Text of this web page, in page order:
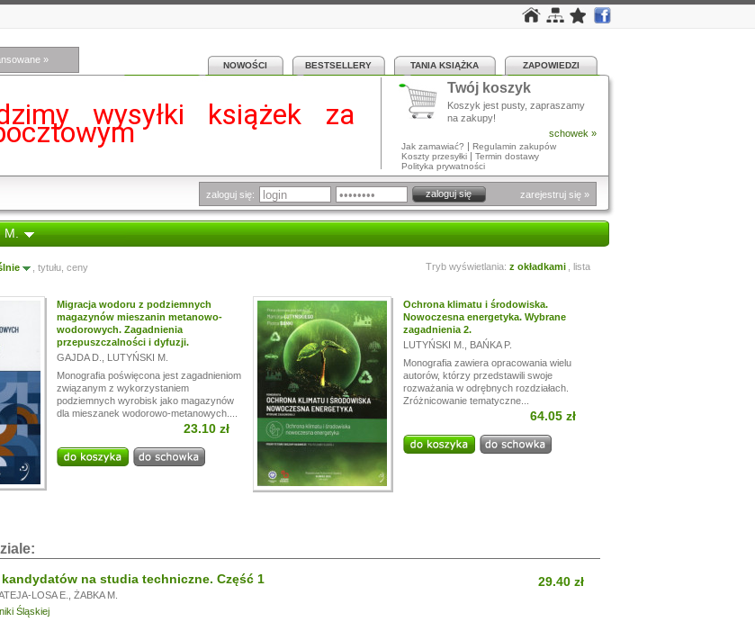
»
NOWOŚCI BESTSELLERY TANIA KSIĄŻKA ZAPOWIEDZI
wysyłki książek za
wakacyjną, w dniach od
do24.07,
realizowane z opóźnieniem.
Twój koszyk
Koszyk jest pusty, zapraszamy
na zakupy!
schowek »
Jak zamawiać? | Regulamin zakupów
Koszty przesyłki | Termin dostawy
Polityka prywatności
zaloguj się: zarejestruj się »
M.
tytułu, ceny Tryb wyświetlania: z okładkami lista
Migracja wodoru z podziemnych
magazynów mieszanin metanowo-
wodorowych. Zagadnienia
przepuszczalności i dyfuzji.
GAJDA D.
LUTYŃSKI M.
Monografia poświęcona jest zagadnieniom
związanym z wykorzystaniem
podziemnych wyrobisk jako magazynów
dla mieszanek wodorowo-metanowych....
23.10 zł
Ochrona klimatu i środowiska.
Nowoczesna energetyka. Wybrane
zagadnienia 2.
LUTYŃSKI M.
BAŃKA P.
Monografia zawiera opracowania wielu
autorów, którzy przedstawili swoje
rozważania w odrębnych rozdziałach.
Zróżnicowanie tematyczne...
64.05 zł
na studia techniczne. Część 1
LOSA E.
ŻABKA M.
Śląskiej
29.40 zł